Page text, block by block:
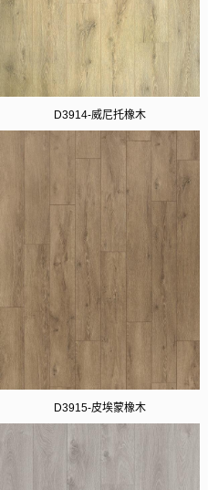
D3914-威尼托橡木
D3915-皮埃蒙橡木